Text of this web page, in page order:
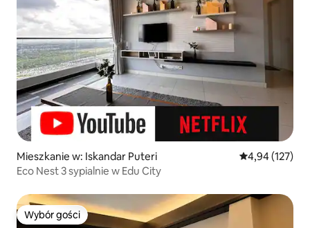
Mieszkanie w: Iskandar Puteri Średnia
4,94 (127)
Eco Nest 3 sypialnie w Edu City
Wybór gości
Wybór gości